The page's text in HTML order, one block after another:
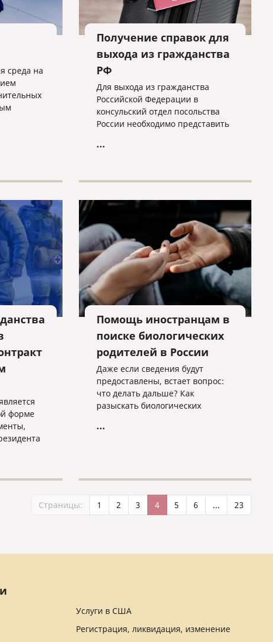
среда на
Получение справок для
выхода из гражданства
РФ
Для выхода из гражданства
Российской Федерации в
консульский отдел посольства
России необходимо представить
...
форме
контракт
Помощь иностранцам в
поиске биологических
родителей в России
Даже если сведения будут
предоставлены, встает вопрос:
что делать дальше? Как
разыскать биологических
номер телефона, собрать хоть
...
Страницы: 1 2 3 4 5 6 ... 23
Услуги в США
Регистрация, ликвидация, изменение